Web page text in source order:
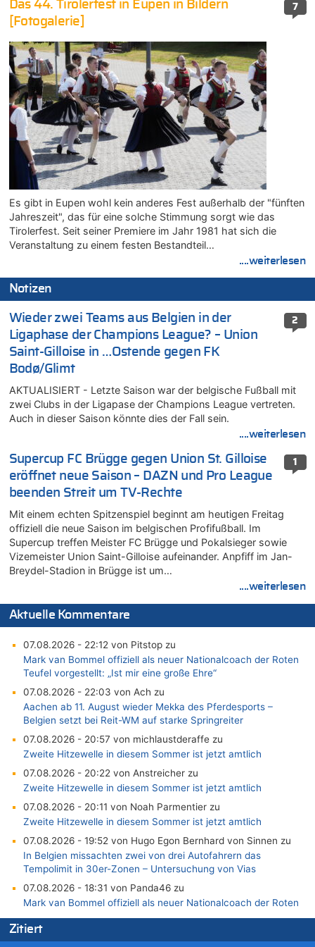
7
Das 44. Tirolerfest in Eupen in Bildern
[Fotogalerie]
Es gibt in Eupen wohl kein anderes Fest außerhalb der "fünften
Jahreszeit", das für eine solche Stimmung sorgt wie das
Tirolerfest. Seit seiner Premiere im Jahr 1981 hat sich die
Veranstaltung zu einem festen Bestandteil…
....weiterlesen
Notizen
2
Wieder zwei Teams aus Belgien in der
Ligaphase der Champions League? – Union
Saint-Gilloise in …Ostende gegen FK
Bodø/Glimt
AKTUALISIERT - Letzte Saison war der belgische Fußball mit
zwei Clubs in der Ligapase der Champions League vertreten.
Auch in dieser Saison könnte dies der Fall sein.
....weiterlesen
1
Supercup FC Brügge gegen Union St. Gilloise
eröffnet neue Saison – DAZN und Pro League
beenden Streit um TV-Rechte
Mit einem echten Spitzenspiel beginnt am heutigen Freitag
offiziell die neue Saison im belgischen Profifußball. Im
Supercup treffen Meister FC Brügge und Pokalsieger sowie
Vizemeister Union Saint-Gilloise aufeinander. Anpfiff im Jan-
Breydel-Stadion in Brügge ist um…
....weiterlesen
Aktuelle Kommentare
07.08.2026 - 22:12 von Pitstop zu
Mark van Bommel offiziell als neuer Nationalcoach der Roten
Teufel vorgestellt: „Ist mir eine große Ehre“
07.08.2026 - 22:03 von Ach zu
Aachen ab 11. August wieder Mekka des Pferdesports –
Belgien setzt bei Reit-WM auf starke Springreiter
07.08.2026 - 20:57 von michlaustderaffe zu
Zweite Hitzewelle in diesem Sommer ist jetzt amtlich
07.08.2026 - 20:22 von Anstreicher zu
Zweite Hitzewelle in diesem Sommer ist jetzt amtlich
07.08.2026 - 20:11 von Noah Parmentier zu
Zweite Hitzewelle in diesem Sommer ist jetzt amtlich
07.08.2026 - 19:52 von Hugo Egon Bernhard von Sinnen zu
In Belgien missachten zwei von drei Autofahrern das
Tempolimit in 30er-Zonen – Untersuchung von Vias
07.08.2026 - 18:31 von Panda46 zu
Mark van Bommel offiziell als neuer Nationalcoach der Roten
Teufel vorgestellt: „Ist mir eine große Ehre“
07.08.2026 - 17:56 von Mungo zu
Zitiert